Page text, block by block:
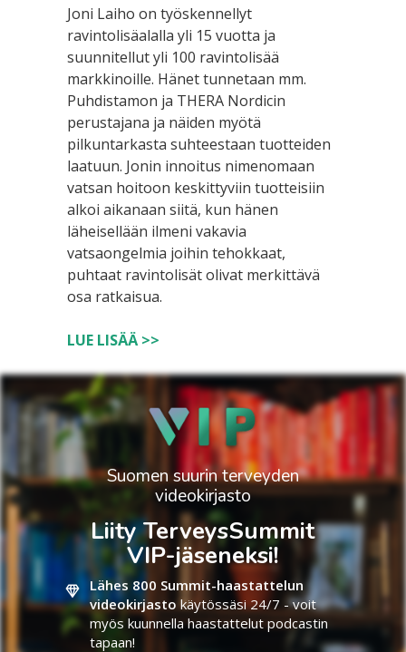
Joni Laiho on työskennellyt
ravintolisäalalla yli 15 vuotta ja
suunnitellut yli 100 ravintolisää
markkinoille. Hänet tunnetaan mm.
Puhdistamon ja THERA Nordicin
perustajana ja näiden myötä
pilkuntarkasta suhteestaan tuotteiden
laatuun. Jonin innoitus nimenomaan
vatsan hoitoon keskittyviin tuotteisiin
alkoi aikanaan siitä, kun hänen
läheisellään ilmeni vakavia
vatsaongelmia joihin tehokkaat,
puhtaat ravintolisät olivat merkittävä
osa ratkaisua.
LUE LISÄÄ >>
Suomen suurin terveyden
videokirjasto
Liity TerveysSummit
VIP-jäseneksi!
Lähes 800 Summit-haastattelun
videokirjasto käytössäsi 24/7 - voit
myös kuunnella haastattelut podcastin
tapaan!